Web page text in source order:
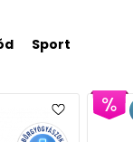
Sport